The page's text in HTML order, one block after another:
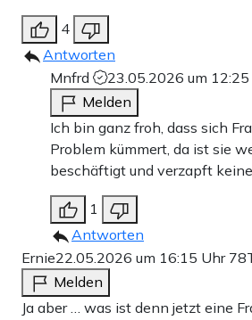
4
Antworten
Mnfrd
23.05.2026 um
Melden
Ich bin ganz froh, dass sich
Problem kümmert, da ist sie
beschäftigt und verzapft
1
Antworten
Ernie22.05.2026 um 16:15 Uhr
Melden
Ja aber … was ist denn jetzt eine